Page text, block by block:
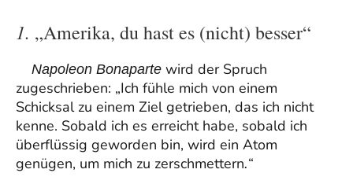
1. „Amerika, du hast es (nicht) besser“
Napoleon Bonaparte wird der Spruch
zugeschrieben: „Ich fühle mich von einem
Schicksal zu einem Ziel getrieben, das ich nicht
kenne. Sobald ich es erreicht habe, sobald ich
überflüssig geworden bin, wird ein Atom
genügen, um mich zu zerschmettern.“